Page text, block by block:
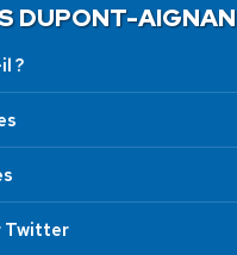
DUPONT-AIGNAN
?
Twitter